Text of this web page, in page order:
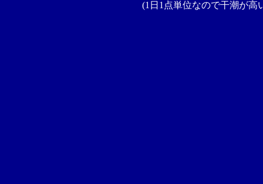
(1日1点単位なので干潮が高